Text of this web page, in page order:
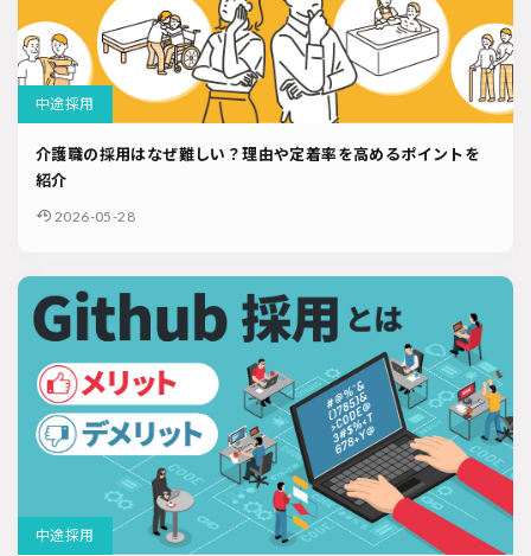
中途採用
介護職の採用はなぜ難しい？理由や定着率を高めるポイントを
紹介
2026-05-28
中途採用